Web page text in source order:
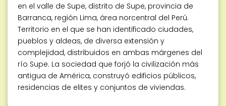
en el valle de Supe, distrito de Supe, provincia de
Barranca, región Lima, área norcentral del Perú.
Territorio en el que se han identificado ciudades,
pueblos y aldeas, de diversa extensión y
complejidad, distribuidos en ambas márgenes del
río Supe. La sociedad que forjó la civilización más
antigua de América, construyó edificios públicos,
residencias de elites y conjuntos de viviendas.